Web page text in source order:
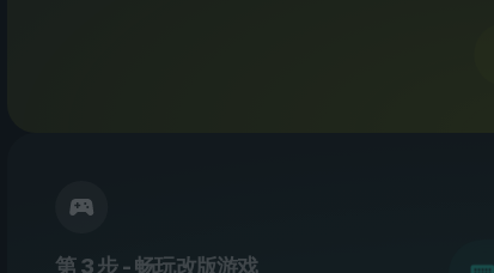
第 3 步 - 畅玩改版游戏